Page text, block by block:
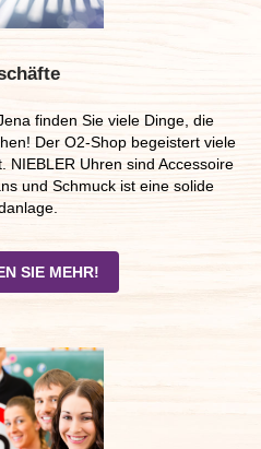
finden Sie viele Dinge, die
Der O2-Shop begeistert viele
NIEBLER Uhren sind Accessoire
und Schmuck ist eine solide
SIE MEHR!